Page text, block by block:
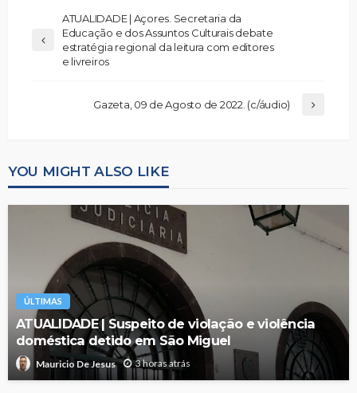
ATUALIDADE | Açores. Secretaria da
Educação e dos Assuntos Culturais debate
estratégia regional da leitura com editores
e livreiros
Gazeta, 09 de Agosto de 2022. (c/áudio)
YOU MIGHT ALSO LIKE
ÚLTIMAS
ATUALIDADE | Suspeito de violação e violência
doméstica detido em São Miguel
Mauricio De Jesus 3 horas atrás